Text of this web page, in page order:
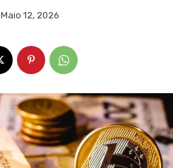
Maio 12, 2026